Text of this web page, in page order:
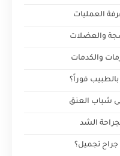
العمليات
والعضلات
والكدمات
فوراً؟
شباب العنق
الشد
جراح تجميل؟